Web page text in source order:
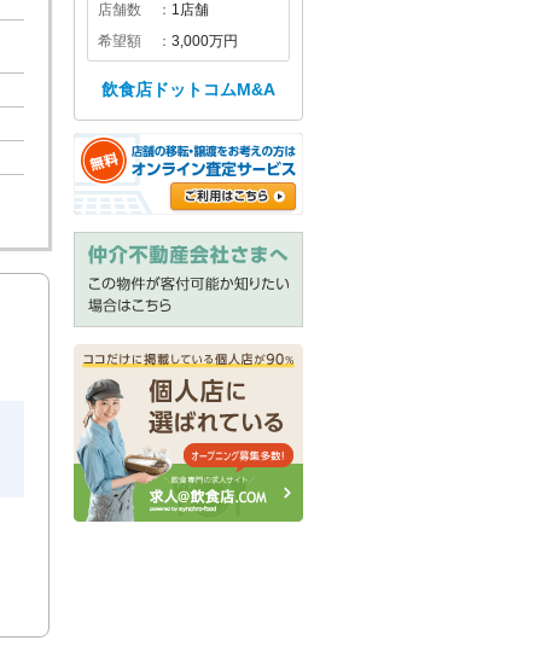
店舗数
1店舗
希望額
3,000万円
飲食店ドットコムM&A